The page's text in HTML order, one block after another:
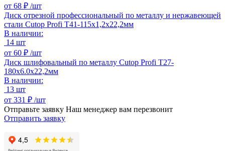
от 68 ₽ /шт
Диск отрезной профессиональный по металлу и нержавеющей
стали Cutop Profi Т41-115х1,2х22,2мм
В наличии:
14 шт
от 60 ₽ /шт
Диск шлифовальный по металлу Cutop Profi Т27-
180х6.0х22,2мм
В наличии:
13 шт
от 331 ₽ /шт
Отправьте заявку Наш менеджер вам перезвонит
Отправить заявку